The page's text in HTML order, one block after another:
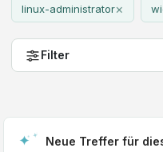
linux-administrator×
Filter
Neue Treffer für